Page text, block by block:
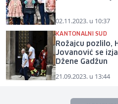
02.11.2023. u 10:37
KANTONALNI SUD
Rožajcu pozlilo,
Jovanović se
Džene Gadžun
21.09.2023. u 13:44